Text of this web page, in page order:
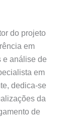
do projeto
em
e análise de
em
dedica-se
da
de